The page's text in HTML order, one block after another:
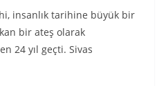
insanlık tarihine büyük bir
bir ateş olarak
24 yıl geçti. Sivas